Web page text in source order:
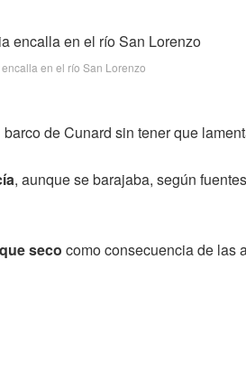
en el río San Lorenzo
de Cunard sin tener que
, aunque se barajaba, según
seco como consecuencia de las